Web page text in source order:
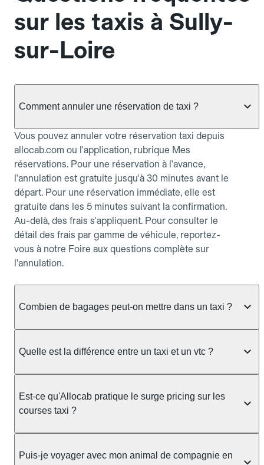
sur les taxis à Sully-
sur-Loire
Comment annuler une réservation de taxi ?
Vous pouvez annuler votre réservation taxi depuis
allocab.com ou l'application, rubrique Mes
réservations. Pour une réservation à l'avance,
l'annulation est gratuite jusqu'à 30 minutes avant le
départ. Pour une réservation immédiate, elle est
gratuite dans les 5 minutes suivant la confirmation.
Au-delà, des frais s'appliquent. Pour consulter le
détail des frais par gamme de véhicule, reportez-
vous à notre Foire aux questions complète sur
l'annulation.
Combien de bagages peut-on mettre dans un taxi ?
taxi berline accueille en général jusqu'à 3 bagages
ou nombreux, précisez-le dans le champ "Message
au chauffeur" lors de la réservation. Le prix n'est
pas impacté par le nombre de bagages.
Quelle est la différence entre un taxi et un vtc ?
prendre en charge directement dans la rue, à une
station ou sur réservation, avec un tarif au
réservation et propose un prix fixe annoncé à
l'avance. Chez Allocab, réservez facilement votre
Est-ce qu'Allocab pratique le surge pricing sur les
courses taxi ?
réglementation préfectorale et suit un barème
Puis-je voyager avec mon animal de compagnie en